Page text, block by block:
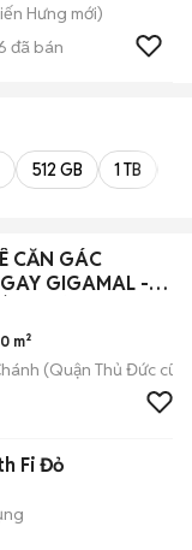
Hưng mới)
đã bán
512 GB 1 TB
CĂN GÁC
GIGAMAL -
QUẬN
m²
(Quận Thủ Đức cũ)
Fi Đỏ